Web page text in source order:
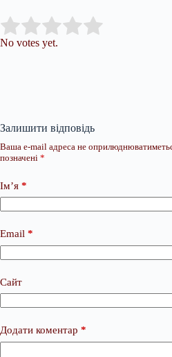
Rate this item:
No votes yet.
Залишити відповідь
Ваша e-mail адреса не
позначені *
Ім’я *
Email *
Сайт
Додати коментар *